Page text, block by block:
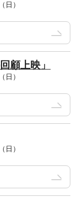
日）
顧上映」
日）
日）